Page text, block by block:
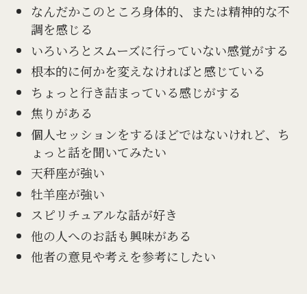
なんだかこのところ身体的、または精神的な不
調を感じる
いろいろとスムーズに行っていない感覚がする
根本的に何かを変えなければと感じている
ちょっと行き詰まっている感じがする
焦りがある
個人セッションをするほどではないけれど、ち
ょっと話を聞いてみたい
天秤座が強い
牡羊座が強い
スピリチュアルな話が好き
他の人へのお話も興味がある
他者の意見や考えを参考にしたい